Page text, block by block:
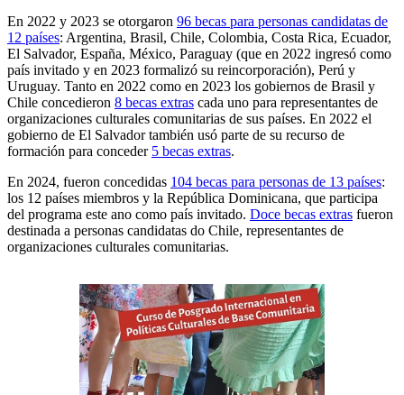
En 2022 y 2023 se otorgaron 96 becas para personas candidatas de
12 países: Argentina, Brasil, Chile, Colombia, Costa Rica, Ecuador,
El Salvador, España, México, Paraguay (que en 2022 ingresó como
país invitado y en 2023 formalizó su reincorporación), Perú y
Uruguay. Tanto en 2022 como en 2023 los gobiernos de Brasil y
Chile concedieron 8 becas extras cada uno para representantes de
organizaciones culturales comunitarias de sus países. En 2022 el
gobierno de El Salvador también usó parte de su recurso de
formación para conceder 5 becas extras.
En 2024, fueron concedidas 104 becas para personas de 13 países:
los 12 países miembros y la República Dominicana, que participa
del programa este ano como país invitado. Doce becas extras fueron
destinada a personas candidatas do Chile, representantes de
organizaciones culturales comunitarias.